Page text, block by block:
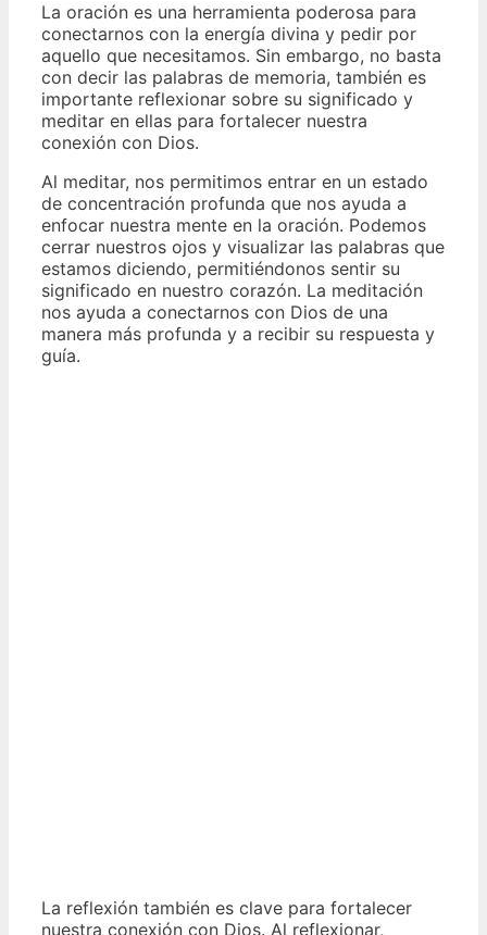
La oración es una herramienta poderosa para
conectarnos con la energía divina y pedir por
aquello que necesitamos. Sin embargo, no basta
con decir las palabras de memoria, también es
importante reflexionar sobre su significado y
meditar en ellas para fortalecer nuestra
conexión con Dios.
Al meditar, nos permitimos entrar en un estado
de concentración profunda que nos ayuda a
enfocar nuestra mente en la oración. Podemos
cerrar nuestros ojos y visualizar las palabras que
estamos diciendo, permitiéndonos sentir su
significado en nuestro corazón. La meditación
nos ayuda a conectarnos con Dios de una
manera más profunda y a recibir su respuesta y
guía.
La reflexión también es clave para fortalecer
nuestra conexión con Dios. Al reflexionar,